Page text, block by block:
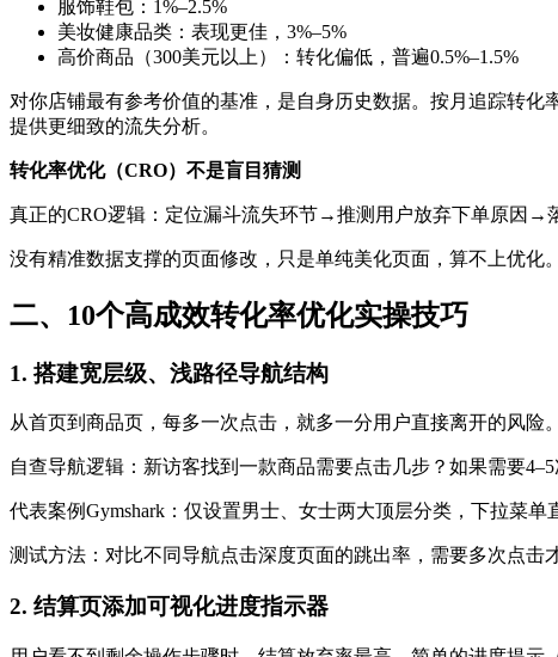
服饰鞋包：1%–2.5%
美妆健康品类：表现更佳，3%–5%
高价商品（300美元以上）：转化偏低，普遍0.5%–1.5%
对你店铺最有参考价值的基准，是自身历史数据。按月追踪转
提供更细致的流失分析。
转化率优化（CRO）不是盲目猜测
真正的CRO逻辑：定位漏斗流失环节→推测用户放弃下单原因→
没有精准数据支撑的页面修改，只是单纯美化页面，算不上优化。
二、10个高成效转化率优化实操技巧
1. 搭建宽层级、浅路径导航结构
从首页到商品页，每多一次点击，就多一分用户直接离开的风险
自查导航逻辑：新访客找到一款商品需要点击几步？如果需要
代表案例Gymshark：仅设置男士、女士两大顶层分类，下拉菜单
测试方法：对比不同导航点击深度页面的跳出率，需要多次点击
2. 结算页添加可视化进度指示器